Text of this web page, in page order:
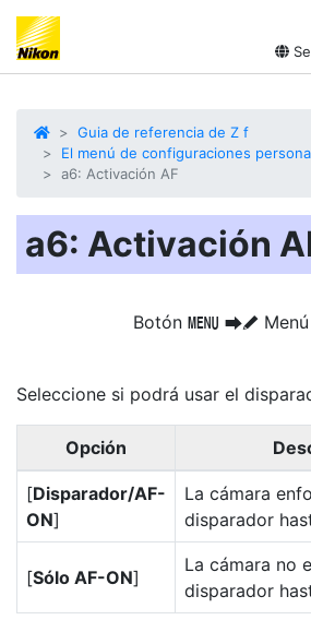
Guia de referencia de Z f
El menú de configuraciones
a6: Activación AF
a6: Activación
Botón G UA
Seleccione si podrá usar el
Opción
[Disparador/AF-
ON]
La cámara
disparador
[Sólo AF-ON]
La cámara no
disparador